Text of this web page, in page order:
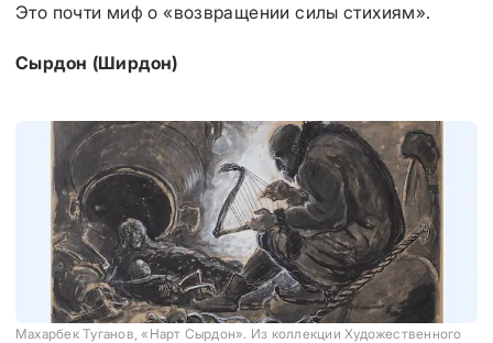
Это почти миф о «возвращении силы стихиям».
Сырдон (Ширдон)
Махарбек Туганов, «Нарт Сырдон». Из коллекции Художественного